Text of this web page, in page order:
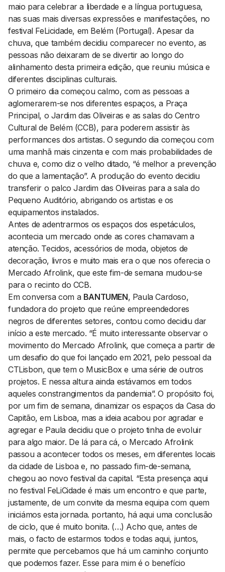
EMAIL
GERAL@BANTUMEN.COM
WHATSAPP
+351 912 127 577
Pesquisar
maio para celebrar a liberdade e a língua portuguesa,
nas suas mais diversas expressões e manifestações, no
festival FeLicidade, em Belém (Portugal). Apesar da
chuva, que também decidiu comparecer no evento, as
pessoas não deixaram de se divertir ao longo do
alinhamento desta primeira edição, que reuniu música e
diferentes disciplinas culturais.
O primeiro dia começou calmo, com as pessoas a
aglomerarem-se nos diferentes espaços, a Praça
Principal, o Jardim das Oliveiras e as salas do Centro
Cultural de Belém (CCB), para poderem assistir às
performances dos artistas. O segundo dia começou com
uma manhã mais cinzenta e com mais probabilidades de
chuva e, como diz o velho ditado, “é melhor a prevenção
do que a lamentação”. A produção do evento decidiu
transferir o palco Jardim das Oliveiras para a sala do
Pequeno Auditório, abrigando os artistas e os
equipamentos instalados.
Antes de adentrarmos os espaços dos espetáculos,
acontecia um mercado onde as cores chamavam a
atenção. Tecidos, acessórios de moda, objetos de
decoração, livros e muito mais era o que nos oferecia o
Mercado Afrolink, que este fim-de semana mudou-se
para o recinto do CCB.
Em conversa com a BANTUMEN, Paula Cardoso,
fundadora do projeto que reúne empreendedores
negros de diferentes setores, contou como decidiu dar
início a este mercado. “É muito interessante observar o
movimento do Mercado Afrolink, que começa a partir de
um desafio do que foi lançado em 2021, pelo pessoal da
CTLisbon, que tem o MusicBox e uma série de outros
projetos. E nessa altura ainda estávamos em todos
aqueles constrangimentos da pandemia”. O propósito foi,
por um fim de semana, dinamizar os espaços da Casa do
Capitão, em Lisboa, mas a ideia acabou por agradar e
agregar e Paula decidiu que o projeto tinha de evoluir
para algo maior. De lá para cá, o Mercado Afrolink
passou a acontecer todos os meses, em diferentes locais
da cidade de Lisboa e, no passado fim-de-semana,
chegou ao novo festival da capital. “Esta presença aqui
no festival FeLiCidade é mais um encontro e que parte,
justamente, de um convite da mesma equipa com quem
iniciámos esta jornada. portanto, há aqui uma conclusão
de ciclo, que é muito bonita. (…) Acho que, antes de
mais, o facto de estarmos todos e todas aqui, juntos,
permite que percebamos que há um caminho conjunto
que podemos fazer. Esse para mim é o benefício